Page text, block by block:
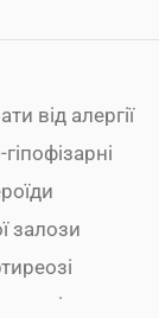
від алергії
залози